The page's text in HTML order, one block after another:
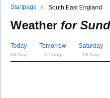
Startpage South East England
Weather for
Today
06 Aug
Tomorrow
07 Aug
Saturday
08 Aug